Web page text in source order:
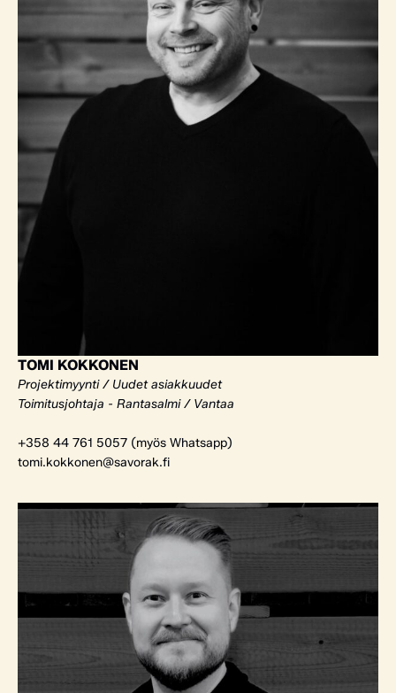
TOMI KOKKONEN
Projektimyynti / Uudet asiakkuudet
Toimitusjohtaja - Rantasalmi / Vantaa
+358 44 761 5057 (myös Whatsapp)
tomi.kokkonen@savorak.fi